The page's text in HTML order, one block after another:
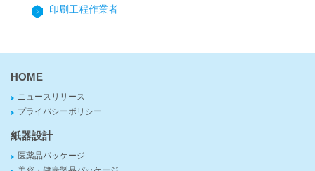
印刷工程作業者
HOME
ニュースリリース
プライバシーポリシー
紙器設計
医薬品パッケージ